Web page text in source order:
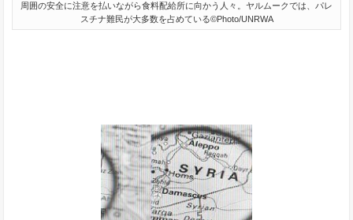
周囲の安全に注意を払いながら食料配給所に向かう人々。ヤルムークでは、パレ
スチナ難民が大多数を占めている©Photo/UNRWA